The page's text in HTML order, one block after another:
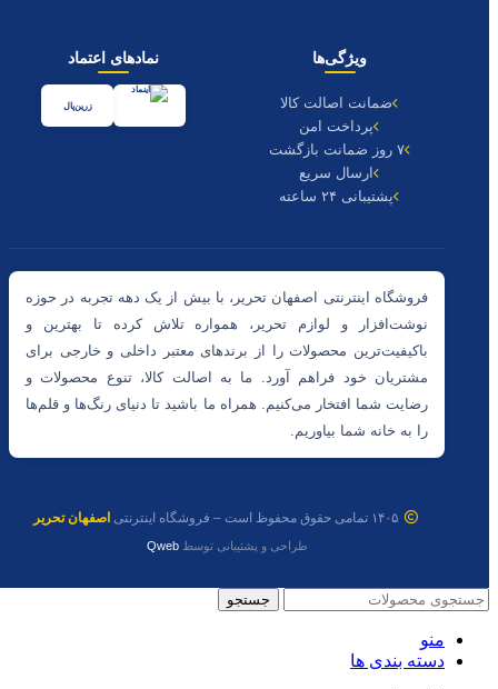
ویژگی‌ها
ضمانت اصالت کالا
پرداخت امن
۷ روز ضمانت بازگشت
ارسال سریع
پشتیبانی ۲۴ ساعته
نمادهای اعتماد
زرین‌پال
فروشگاه اینترنتی اصفهان تحریر، با بیش از یک دهه تجربه در حوزه
نوشت‌افزار و لوازم تحریر، همواره تلاش کرده تا بهترین و
باکیفیت‌ترین محصولات را از برندهای معتبر داخلی و خارجی برای
مشتریان خود فراهم آورد. ما به اصالت کالا، تنوع محصولات و
رضایت شما افتخار می‌کنیم. همراه ما باشید تا دنیای رنگ‌ها و قلم‌ها
را به خانه شما بیاوریم.
۱۴۰۵ تمامی حقوق محفوظ است – فروشگاه اینترنتی اصفهان تحریر
طراحی و پشتیبانی توسطQweb
جستجو
منو
دسته بندی ها